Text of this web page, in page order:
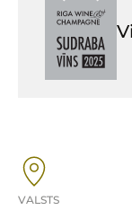
VALSTS